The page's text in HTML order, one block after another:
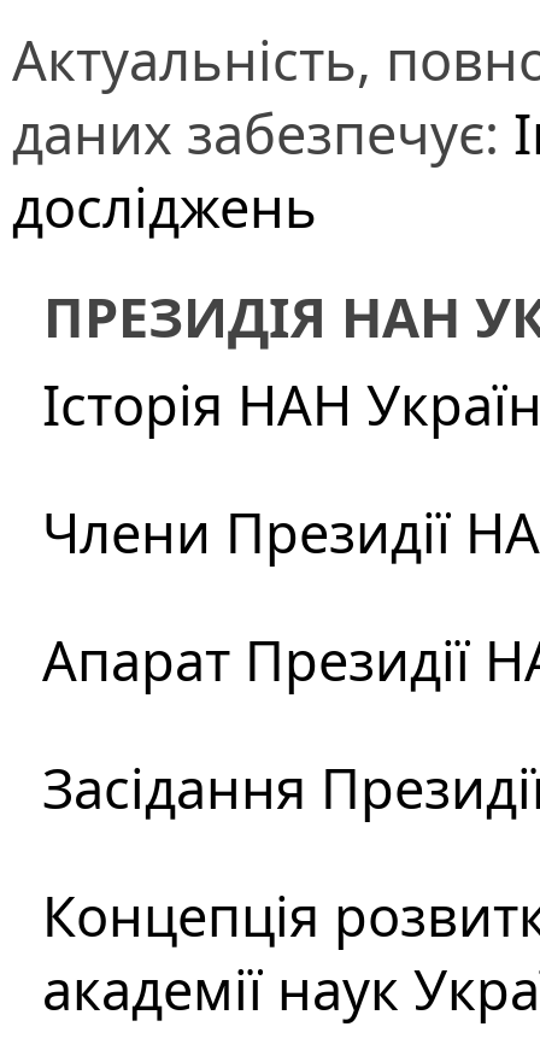
Актуальність,
даних забезпечує:
досліджень
ПРЕЗИДІЯ НАН
Історія НАН
Члени Президії
Апарат Президії
Засідання
Концепція
академії наук